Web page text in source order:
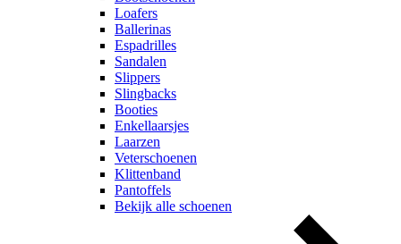
Loafers
Ballerinas
Espadrilles
Sandalen
Slippers
Slingbacks
Booties
Enkellaarsjes
Laarzen
Veterschoenen
Klittenband
Pantoffels
Bekijk alle schoenen